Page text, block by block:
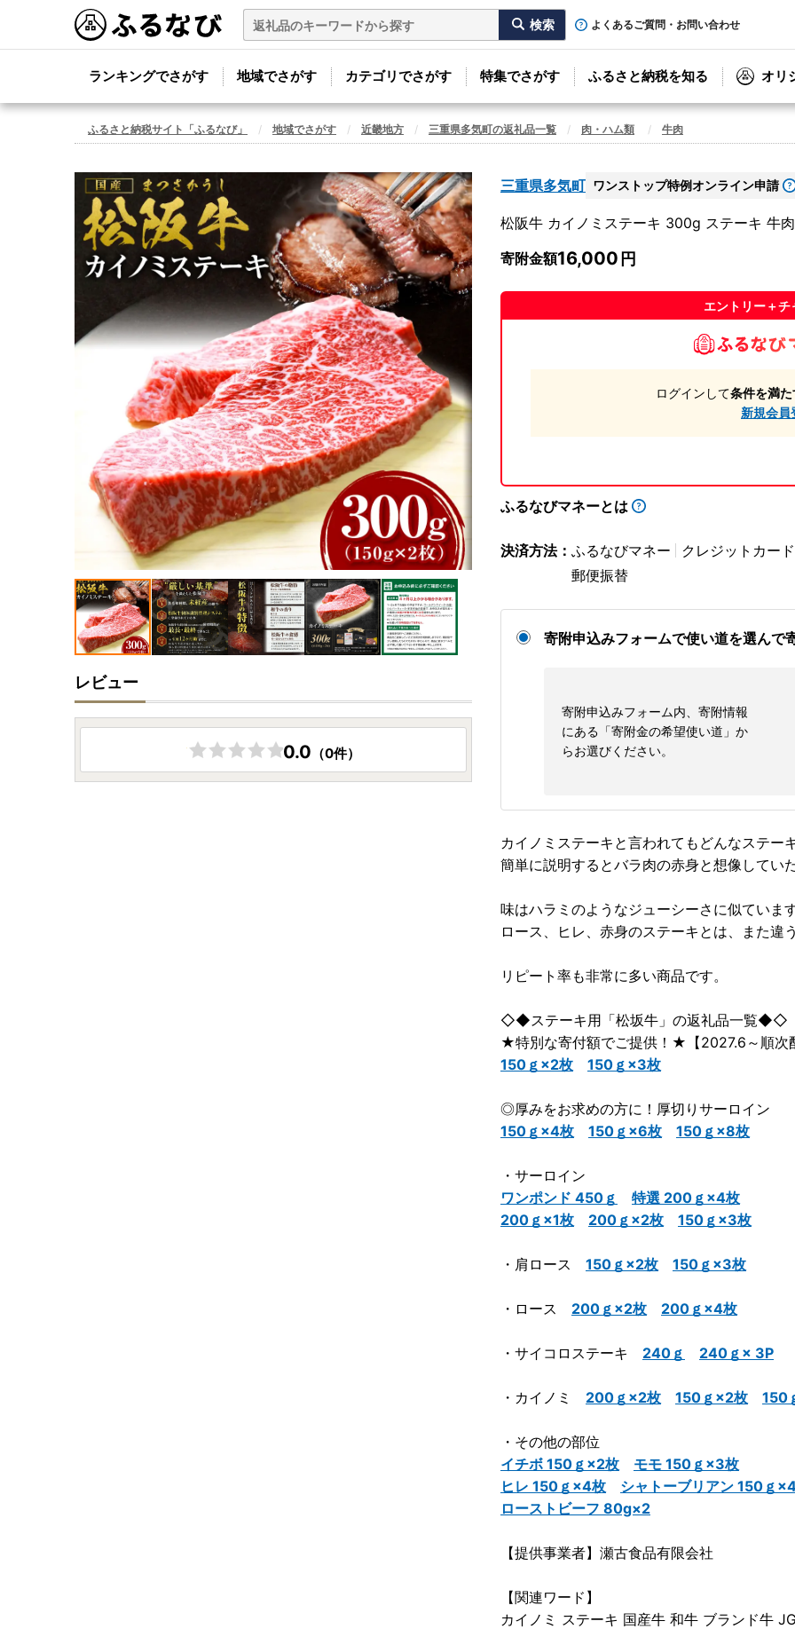
よくあるご質問・お問い合わせ
ランキングでさがす 地域でさがす カテゴリでさがす 特集でさがす ふるさと納税を知る オリ
ふるさと納税サイト「ふるなび」 地域でさがす 近畿地方 三重県多気町の返礼品一覧 肉・ハム類 牛肉
三重県多気町 ワンストップ特例オンライン申請
松阪牛 カイノミステーキ 300g ステーキ 牛
寄附金額16,000
エントリー＋チ
ログインして条件を満た
新規会員
ふるなびマネーとは
決済方法： ふるなびマネー クレジットカード
郵便振替
寄附申込みフォームで使い道を選んで
寄附申込みフォーム内、寄附情報
にある「寄附金の希望使い道」か
らお選びください。
カイノミステーキと言われてもどんなステー
簡単に説明するとバラ肉の赤身と想像してい
味はハラミのようなジューシーさに似ています
ロース、ヒレ、赤身のステーキとは、また違
リピート率も非常に多い商品です。
◇◆ステーキ用「松坂牛」の返礼品一覧◆◇
★特別な寄付額でご提供！★【2027.6～順次
150ｇ×2枚
150ｇ×3枚
◎厚みをお求めの方に！厚切りサーロイン
150ｇ×4枚
150ｇ×6枚 150ｇ×8枚
・サーロイン
ワンポンド 450ｇ
特選 200ｇ×4枚
200ｇ×1枚
200ｇ×2枚 150ｇ×3枚
・肩ロース 150ｇ×2枚 150ｇ×3枚
・ロース 200ｇ×2枚 200ｇ×4枚
・サイコロステーキ 240ｇ 240ｇ× 3P
・カイノミ 200ｇ×2枚 150ｇ×2枚 150
・その他の部位
イチボ 150ｇ×2枚
モモ 150ｇ×3枚
ヒレ 150ｇ×4枚
シャトーブリアン 150ｇ
ローストビーフ 80g×2
【提供事業者】瀬古食品有限会社
【関連ワード】
カイノミ ステーキ 国産牛 和牛 ブランド牛
レビュー
0.0 （0件）